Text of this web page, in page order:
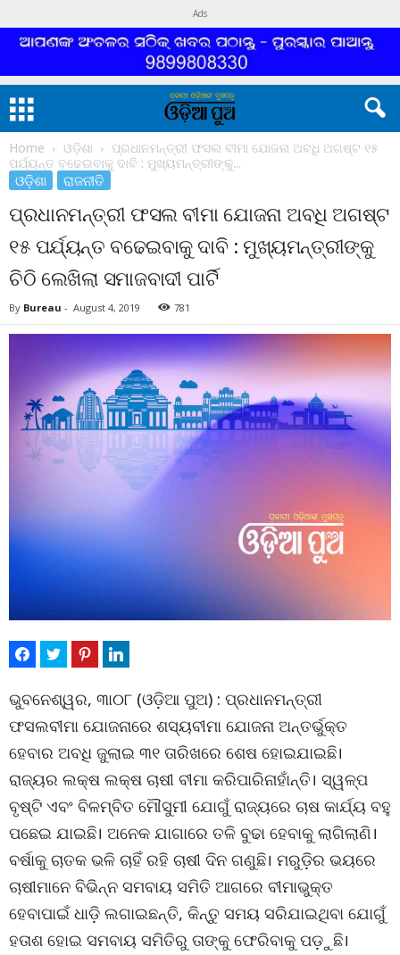
Ads
Home ଓଡ଼ିଶା
ପ୍ରଧାନମନ୍ତ୍ରୀ ଫସଲ ବୀମା ଯୋଜନା ଅବଧି ଅଗଷ୍ଟ ୧୫
ପର୍ଯ୍ୟନ୍ତ ବଢେଇବାକୁ ଦାବି : ମୁଖ୍ୟମନ୍ତ୍ରୀଙ୍କୁ...
ଓଡ଼ିଶା ରାଜନୀତି
ପ୍ରଧାନମନ୍ତ୍ରୀ ଫସଲ ବୀମା ଯୋଜନା ଅବଧି ଅଗଷ୍ଟ
୧୫ ପର୍ଯ୍ୟନ୍ତ ବଢେଇବାକୁ ଦାବି : ମୁଖ୍ୟମନ୍ତ୍ରୀଙ୍କୁ
ଚିଠି ଲେଖିଲା ସମାଜବାଦୀ ପାର୍ଟି
By Bureau - August 4, 2019 781
ଭୁବନେଶ୍ୱର, ୩ା୦୮ (ଓଡ଼ିଆ ପୁଅ) : ପ୍ରଧାନମନ୍ତ୍ରୀ
ଫସଲବୀମା ଯୋଜନାରେ ଶସ୍ୟବୀମା ଯୋଜନା ଅନ୍ତର୍ଭୁକ୍ତ
ହେବାର ଅବଧି ଜୁଲାଇ ୩୧ ତାରିଖରେ ଶେଷ ହୋଇଯାଇଛି।
ରାଜ୍ୟର ଲକ୍ଷ ଲକ୍ଷ ଚାଷୀ ବୀମା କରିପାରିନାହାଁନ୍ତି। ସ୍ୱଳ୍ପ
ବୃଷ୍ଟି ଏବଂ ବିଳମ୍ବିତ ମୌସୁମୀ ଯୋଗୁଁ ରାଜ୍ୟରେ ଚାଷ କାର୍ଯ୍ୟ ବହୁ
ପଛେଇ ଯାଇଛି। ଅନେକ ଯାଗାରେ ତଳି ବୁଢା ହେବାକୁ ଲାଗିଲାଣି।
ବର୍ଷାକୁ ଚାତକ ଭଳି ଚାହିଁ ରହି ଚାଷୀ ଦିନ ଗଣୁଛି। ମରୁଡ଼ିର ଭୟରେ
ଚାଷୀମାନେ ବିଭିନ୍ନ ସମବାୟ ସମିତି ଆଗରେ ବୀମାଭୁକ୍ତ
ହେବାପାଇଁ ଧାଡ଼ି ଲଗାଇଛନ୍ତି, କିନ୍ତୁ ସମୟ ସରିଯାଇଥିବା ଯୋଗୁଁ
ହତାଶ ହୋଇ ସମବାୟ ସମିତିରୁ ତାଙ୍କୁ ଫେରିବାକୁ ପଡ଼ୁଛି।